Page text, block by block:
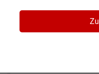
Fonderia